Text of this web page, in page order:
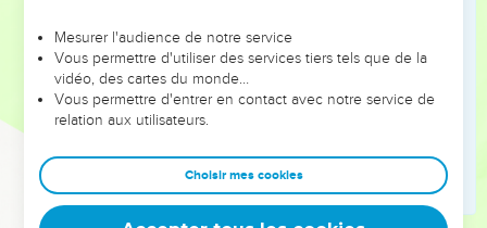
Le ciel se retira comme un livre qu'on enroule et toutes les
montagnes et les îles furent écartées de leur place.
Les rois de la terre, les grands, les chefs militaires, les
riches, les puissants, tous les esclaves et les hommes libres
se cachèrent dans les cavernes et dans les rochers des
montagnes.
Et ils disaient aux montagnes et aux rochers : « Tombez
Mesurer l'audience de notre service
Vous permettre d'utiliser des services tiers tels que de la
vidéo, des cartes du monde…
Vous permettre d'entrer en contact avec notre service de
relation aux utilisateurs.
Choisir mes cookies